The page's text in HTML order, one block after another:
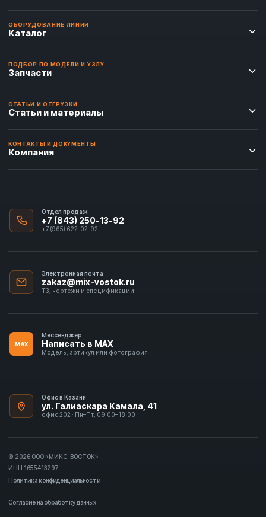
ОБОРУДОВАНИЕ ЛИНИИ
Каталог
ПОДБОР ПО МОДЕЛИ И УЗЛУ
Запчасти
СТАТЬИ И ОТГРУЗКИ
Статьи и материалы
КОНТАКТЫ И ДОКУМЕНТЫ
Компания
Отдел продаж
+7 (843) 250-13-92
+7 (965) 622-02-92
Электронная почта
zakaz@mix-vostok.ru
ТЗ, чертежи и спецификации
MAX
Мессенджер
Написать в MAX
Модель, артикул или фотография
Офис в Казани
ул. Галиаскара Камала, 41
офис 202 · Пн–Пт, 09:00–18:00
© 2026 ООО «МИКС-ВОСТОК»
ИНН 1655413297
Политика конфиденциальности
Согласие на обработку данных